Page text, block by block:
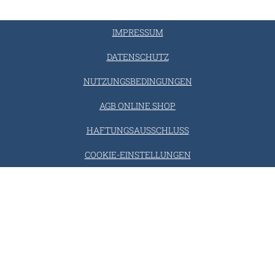
IMPRESSUM
DATENSCHUTZ
NUTZUNGSBEDINGUNGEN
AGB ONLINE SHOP
HAFTUNGSAUSSCHLUSS
COOKIE-EINSTELLUNGEN